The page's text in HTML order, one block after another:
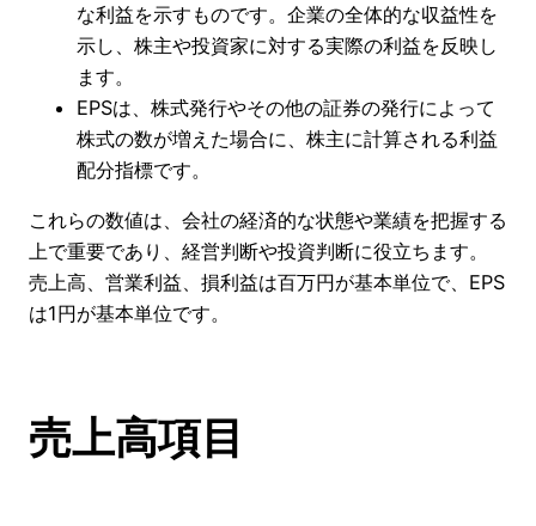
な利益を示すものです。企業の全体的な収益性を
示し、株主や投資家に対する実際の利益を反映し
ます。
EPSは、株式発行やその他の証券の発行によって
株式の数が増えた場合に、株主に計算される利益
配分指標です。
これらの数値は、会社の経済的な状態や業績を把握する
上で重要であり、経営判断や投資判断に役立ちます。
売上高、営業利益、損利益は百万円が基本単位で、EPS
は1円が基本単位です。
売上高項目